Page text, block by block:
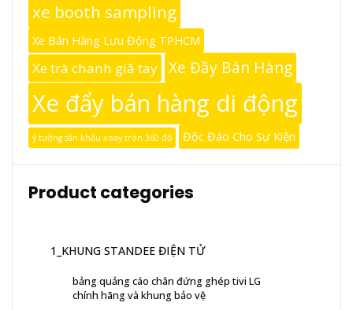
xe booth sampling
Xe Bán Hàng Lưu Động TPHCM
Xe trà chanh giã tay Xe Đầy Bán Hàng
Xe đẩy bán hàng di động
ý tưởng sân khấu xoay tròn 360 độ Độc Đáo Cho Sự Kiện
Product categories
1_KHUNG STANDEE ĐIỆN TỬ
bảng quảng cáo chân đứng ghép tivi LG
chính hãng và khung bảo vệ